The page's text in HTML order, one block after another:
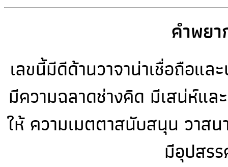
คำพย
เลขนี้มีดีด้านวาจาน่าเชื่อถือแ
มีความฉลาดช่างคิด มีเสน่ห์แ
ให้ ความเมตตาสนับสนุน วาส
มีอุปสร